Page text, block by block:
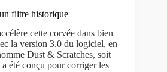
filtre historique
cette corvée dans bien
la version 3.0 du logiciel, en
Dust & Scratches, soit
été conçu pour corriger les